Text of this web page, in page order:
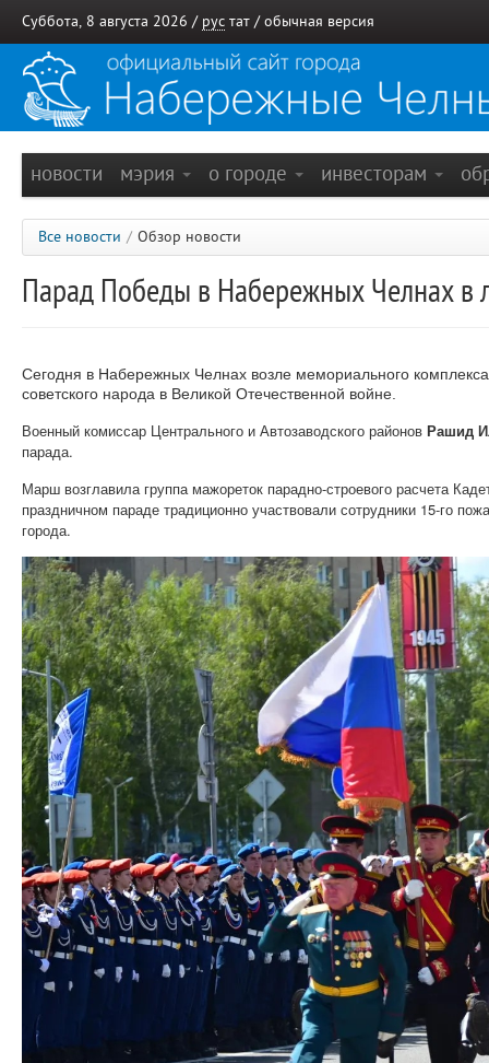
Суббота, 8 августа 2026 / рус тат / обычная версия
новости мэрия о городе инвесторам
Все новости / Обзор новости
Парад Победы в Набережных Челнах в
Сегодня в Набережных Челнах возле мемориального
советского народа в Великой Отечественной войне.
Военный комиссар Центрального и Автозаводского районов Рашид
парада.
Марш возглавила группа мажореток парадно-строевого расчета
праздничном параде традиционно участвовали сотрудники 15-го
города.